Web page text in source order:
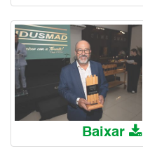
Baixar